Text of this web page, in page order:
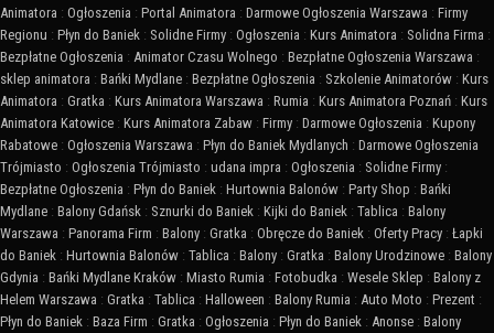
Animatora : Ogłoszenia : Portal Animatora : Darmowe Ogłoszenia Warszawa : Firmy
Regionu : Płyn do Baniek : Solidne Firmy : Ogłoszenia : Kurs Animatora : Solidna Firma :
Bezpłatne Ogłoszenia : Animator Czasu Wolnego : Bezpłatne Ogłoszenia Warszawa :
sklep animatora : Bańki Mydlane : Bezpłatne Ogłoszenia : Szkolenie Animatorów : Kurs
Animatora : Gratka : Kurs Animatora Warszawa : Rumia : Kurs Animatora Poznań : Kurs
Animatora Katowice : Kurs Animatora Zabaw : Firmy : Darmowe Ogłoszenia : Kupony
Rabatowe : Ogłoszenia Warszawa : Płyn do Baniek Mydlanych : Darmowe Ogłoszenia
Trójmiasto : Ogłoszenia Trójmiasto : udana impra : Ogłoszenia : Solidne Firmy :
Bezpłatne Ogłoszenia : Płyn do Baniek : Hurtownia Balonów : Party Shop : Bańki
Mydlane : Balony Gdańsk : Sznurki do Baniek : Kijki do Baniek : Tablica : Balony
Warszawa : Panorama Firm : Balony : Gratka : Obręcze do Baniek : Oferty Pracy : Łapki
do Baniek : Hurtownia Balonów : Tablica : Balony : Gratka : Balony Urodzinowe : Balony
Gdynia : Bańki Mydlane Kraków : Miasto Rumia : Fotobudka : Wesele Sklep : Balony z
Helem Warszawa : Gratka : Tablica : Halloween : Balony Rumia : Auto Moto : Prezent :
Płyn do Baniek : Baza Firm : Gratka : Ogłoszenia : Płyn do Baniek : Anonse : Balony